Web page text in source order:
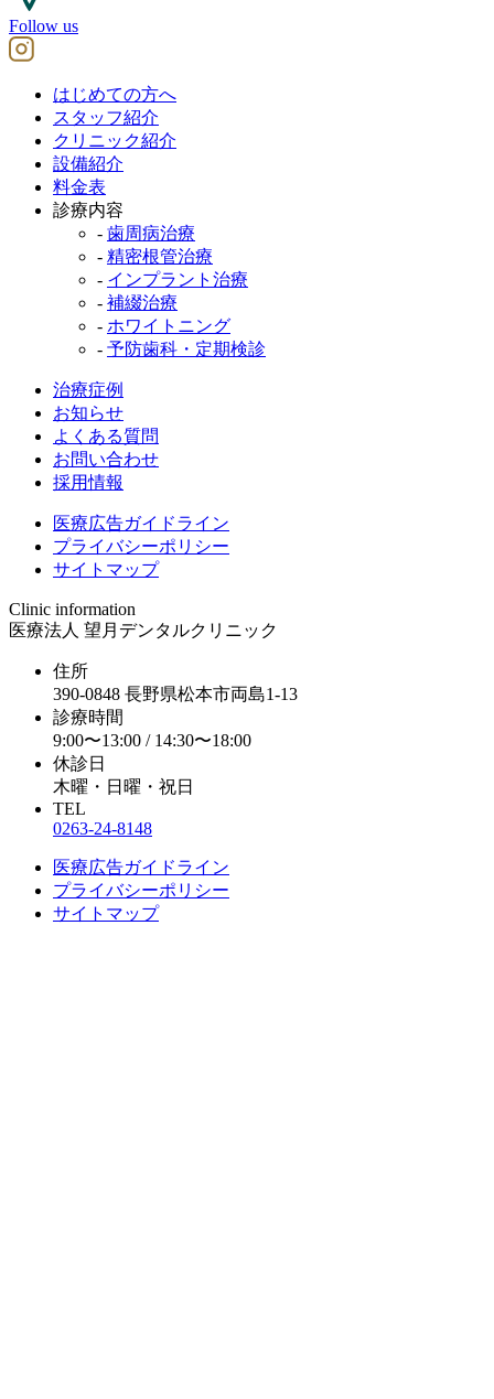
Follow us
はじめての方へ
スタッフ紹介
クリニック紹介
設備紹介
料金表
診療内容
- 歯周病治療
- 精密根管治療
- インプラント治療
- 補綴治療
- ホワイトニング
- 予防歯科・定期検診
治療症例
お知らせ
よくある質問
お問い合わせ
採用情報
医療広告ガイドライン
プライバシーポリシー
サイトマップ
Clinic information
医療法人 望月デンタルクリニック
住所
390-0848 長野県松本市両島1-13
診療時間
9:00〜13:00 / 14:30〜18:00
休診日
木曜・日曜・祝日
TEL
0263-24-8148
医療広告ガイドライン
プライバシーポリシー
サイトマップ